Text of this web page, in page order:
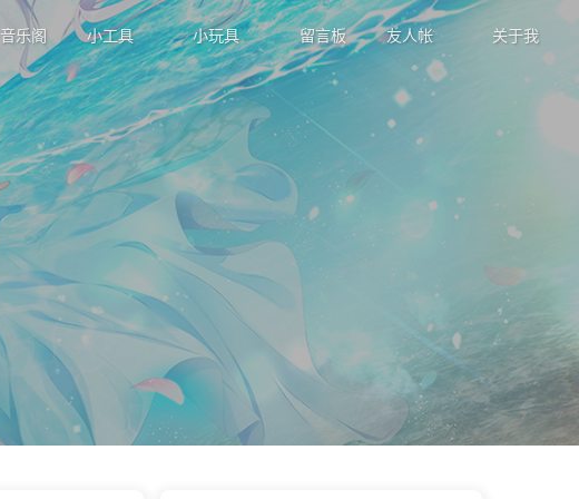
音乐阁 小工具 小玩具 留言板 友人帐 关于我